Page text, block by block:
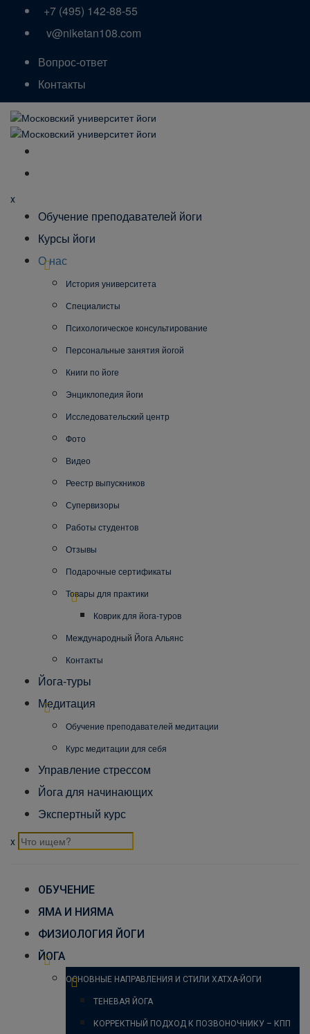
+7 (495) 142-88-55
v@niketan108.com
Вопрос-ответ
Контакты
x
Обучение преподавателей йоги
Курсы йоги
О нас
История университета
Специалисты
Психологическое консультирование
Персональные занятия йогой
Книги по йоге
Энциклопедия йоги
Исследовательский центр
Фото
Видео
Реестр выпускников
Супервизоры
Работы студентов
Отзывы
Подарочные сертификаты
Товары для практики
Коврик для йога-туров
Международный Йога Альянс
Контакты
Йога-туры
Медитация
Обучение преподавателей медитации
Курс медитации для себя
Управление стрессом
Йога для начинающих
Экспертный курс
x
ОБУЧЕНИЕ
ЯМА И НИЯМА
ФИЗИОЛОГИЯ ЙОГИ
ЙОГА
ОСНОВНЫЕ НАПРАВЛЕНИЯ И СТИЛИ ХАТХА-ЙОГИ
ТЕНЕВАЯ ЙОГА
КОРРЕКТНЫЙ ПОДХОД К ПОЗВОНОЧНИКУ – КПП